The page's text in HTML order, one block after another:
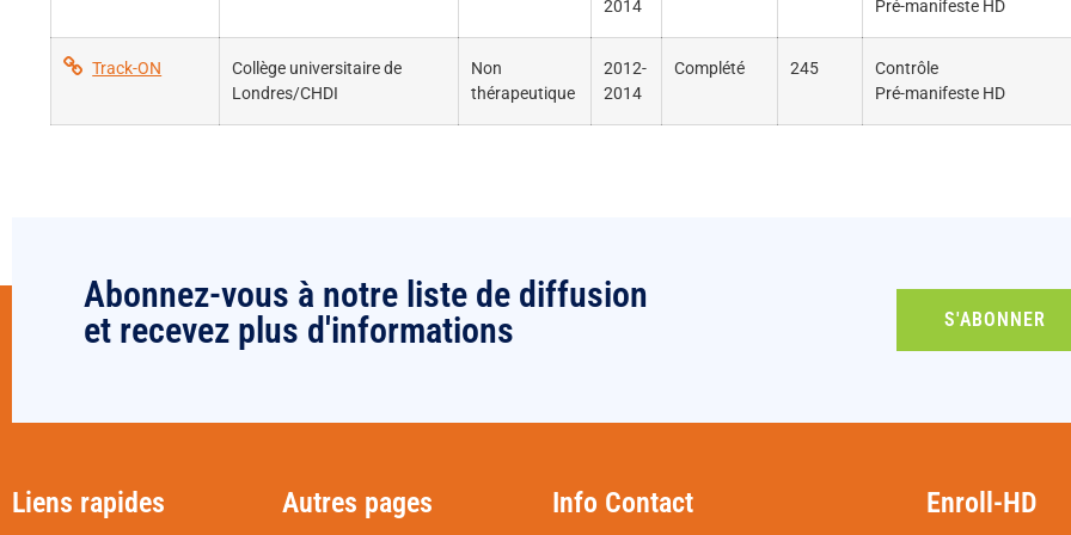
2014
Pré-manifeste HD
Track-ON
Collège universitaire de
Londres/CHDI
Non
thérapeutique
2012-
2014
Complété 245
Contrôle
Pré-manifeste HD
Abonnez-vous à notre liste de diffusion
et recevez plus d'informations
S'ABONNER
Liens rapides Autres pages Info Contact Enroll-HD